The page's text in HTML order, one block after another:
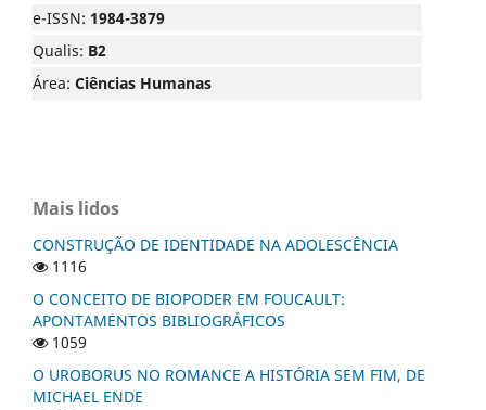
e-ISSN: 1984-3879
Qualis: B2
Área: Ciências Humanas
Mais lidos
CONSTRUÇÃO DE IDENTIDADE NA ADOLESCÊNCIA
1116
O CONCEITO DE BIOPODER EM FOUCAULT:
APONTAMENTOS BIBLIOGRÁFICOS
1059
O UROBORUS NO ROMANCE A HISTÓRIA SEM FIM, DE
MICHAEL ENDE